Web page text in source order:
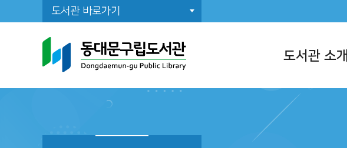
도서관 바로가기
도서관 소개
도서관 사명
일반현황
도서관현황